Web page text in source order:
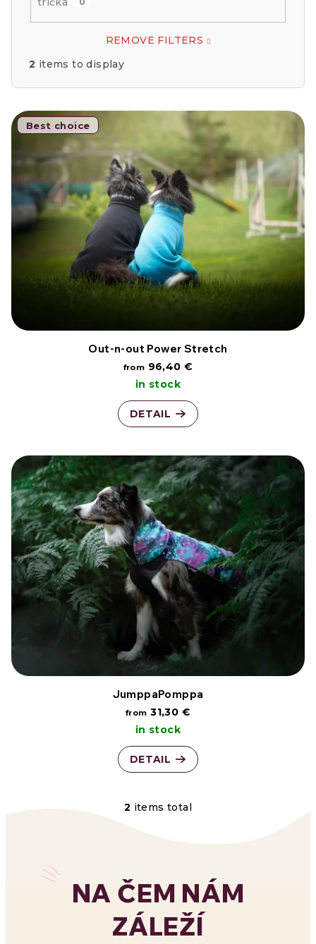
REMOVE FILTERS
2 items to display
L
s
t
o
r
t
s
Best choice
Out-n-out Power Stretch
from 96,40 €
in stock
DETAIL
JumppaPomppa
from 31,30 €
in stock
DETAIL
L
t
i
2 items total
NA ČEM NÁM
ZÁLEŽÍ